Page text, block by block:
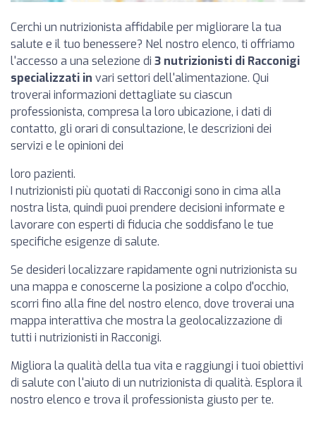
Cerchi un nutrizionista affidabile per migliorare la tua
salute e il tuo benessere? Nel nostro elenco, ti offriamo
l'accesso a una selezione di 3 nutrizionisti di Racconigi
specializzati in vari settori dell'alimentazione. Qui
troverai informazioni dettagliate su ciascun
professionista, compresa la loro ubicazione, i dati di
contatto, gli orari di consultazione, le descrizioni dei
servizi e le opinioni dei
loro pazienti.
I nutrizionisti più quotati di Racconigi sono in cima alla
nostra lista, quindi puoi prendere decisioni informate e
lavorare con esperti di fiducia che soddisfano le tue
specifiche esigenze di salute.
Se desideri localizzare rapidamente ogni nutrizionista su
una mappa e conoscerne la posizione a colpo d'occhio,
scorri fino alla fine del nostro elenco, dove troverai una
mappa interattiva che mostra la geolocalizzazione di
tutti i nutrizionisti in Racconigi.
Migliora la qualità della tua vita e raggiungi i tuoi obiettivi
di salute con l'aiuto di un nutrizionista di qualità. Esplora il
nostro elenco e trova il professionista giusto per te.